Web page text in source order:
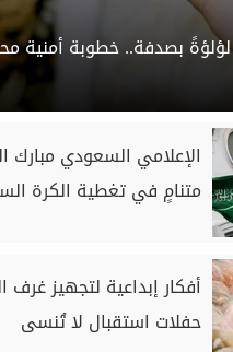
بصدفة.. خطوبة أمنية
الإعلامي السعودي
متنامٍ في تغطية الكرة
أفكار إبداعية لتجهيز
حفلات استقبال لا تُنسى